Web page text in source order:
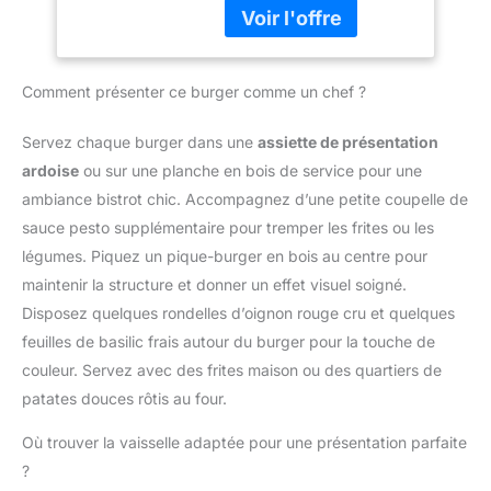
COUVERCLE EN VERRE.
Vous risquez de rayer la
surface de la cuisinière si
vos viandes. Notre
presse à smash burger
est l'élément central pour
réussir le smash. En tant
de la viande sur la plaque
de cuisson, permettant à
votre burger d'obtenir
une croûte uniforme tout
en restant juteux à
l'intérieur. Avec cet outil,
vous gardez le contrôle
sur la cuisson de chaque
viande. EFFET DE
CLOCHE – La cloche de
cuisson incluse est un
planchas et grills à gaz.
Presse Smash
Burger Anti-adhésif
(Professionnel)
original pour une
Inclus : 1 presse en acier
spatules
professionnelles, 2
cloches de cuisson, 50
feuilles antiadhésives,
+25 recettes exclusives.
Rejoignez la révolution
smash burger avec
INOXYDABLE 304
PREMIUM – Nous
sommes la seule marque
tous les composants. Il
Comment présenter ce burger comme un chef ?
Servez chaque burger dans une assiette de présentation
ardoise ou sur une planche en bois de service pour une
ambiance bistrot chic. Accompagnez d’une petite coupelle de
sauce pesto supplémentaire pour tremper les frites ou les
légumes. Piquez un pique-burger en bois au centre pour
maintenir la structure et donner un effet visuel soigné.
Disposez quelques rondelles d’oignon rouge cru et quelques
feuilles de basilic frais autour du burger pour la touche de
couleur. Servez avec des frites maison ou des quartiers de
patates douces rôtis au four.
Où trouver la vaisselle adaptée pour une présentation parfaite
?